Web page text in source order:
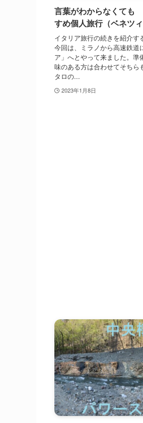
言葉がわからなくて
すめ個人旅行（ベネツィ
イタリア旅行の続きを紹介す
今回は、ミラノから高速鉄道
ア」へとやって来ました。
味のある方は合わせてそちら
タロの...
2023年1月8日